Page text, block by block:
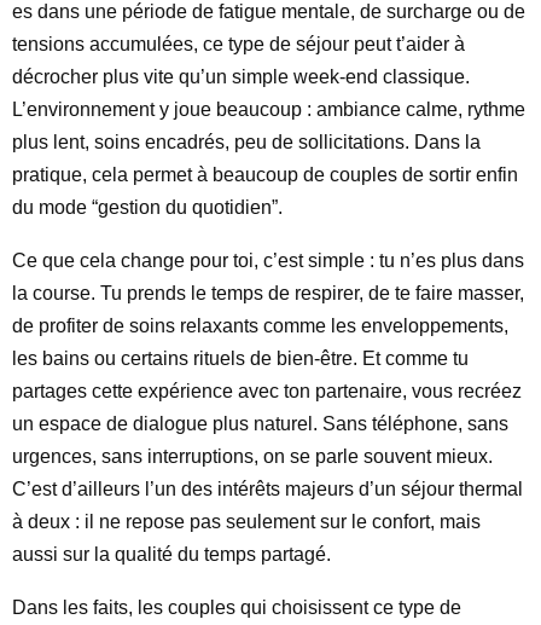
es dans une période de fatigue mentale, de surcharge ou de
tensions accumulées, ce type de séjour peut t’aider à
décrocher plus vite qu’un simple week-end classique.
L’environnement y joue beaucoup : ambiance calme, rythme
plus lent, soins encadrés, peu de sollicitations. Dans la
pratique, cela permet à beaucoup de couples de sortir enfin
du mode “gestion du quotidien”.
Ce que cela change pour toi, c’est simple : tu n’es plus dans
la course. Tu prends le temps de respirer, de te faire masser,
de profiter de soins relaxants comme les enveloppements,
les bains ou certains rituels de bien-être. Et comme tu
partages cette expérience avec ton partenaire, vous recréez
un espace de dialogue plus naturel. Sans téléphone, sans
urgences, sans interruptions, on se parle souvent mieux.
C’est d’ailleurs l’un des intérêts majeurs d’un séjour thermal
à deux : il ne repose pas seulement sur le confort, mais
aussi sur la qualité du temps partagé.
Dans les faits, les couples qui choisissent ce type de